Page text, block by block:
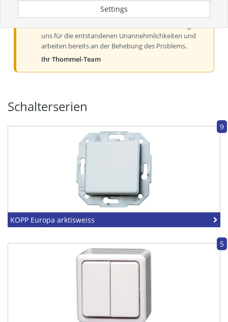
Liebe Kundinnen und Kunden, derzeit kann es bei der
Preis- und Verfügbarkeitsanzeige aus technischen
uns für die entstandenen Unannehmlichkeiten und
arbeiten bereits an der Behebung des Problems.
Ihr Thommel-Team
Schalterserien
9
KOPP Europa arktisweiss
5
Settings